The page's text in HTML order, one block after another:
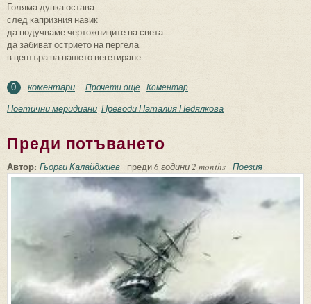
Голяма дупка остава
след капризния навик
да подучваме чертожниците на света
да забиват острието на пергела
в центъра на нашето вегетиране.
0 коментари Прочети още about Градина
Коментар
Поетични меридиани Преводи Наталия Недялкова
Преди потъването
Автор: Гьорги Калайджиев преди6 години 2 months Поезия